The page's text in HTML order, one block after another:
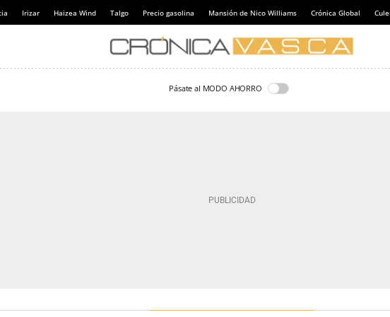
Irizar Haizea Wind Talgo Precio gasolina Mansión de Nico Williams Crónica Global
Pásate al MODO AHORRO